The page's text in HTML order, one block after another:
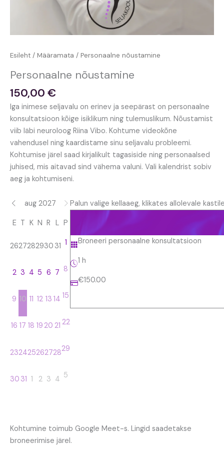
Esileht / Määramata / Personaalne nõustamine
Personaalne nõustamine
150,00 €
Iga inimese seljavalu on erinev ja seepärast on personaalne
konsultatsioon kõige isiklikum ning tulemuslikum. Nõustamist
viib läbi neuroloog Riina Vibo. Kohtume videokõne
vahendusel ning kaardistame sinu seljavalu probleemi.
Kohtumise järel saad kirjalikult tagasiside ning personaalsed
juhised, mis aitavad sind vähema valuni. Vali kalendrist sobiv
aeg ja kohtumiseni.
aug 2027
E T K N R L P
2627282930 31 1
2 3 4 5 6 7 8
9 10 11 12 13 14 15
16 17 18 1920 21 22
23242526272829
30 31 1 2 3 4 5
Palun valige kellaaeg, klikates allolevale
Broneeri personaalne konsultatsioon
1 h
€150.00
Kohtumine toimub Google Meet-s. Lingid saadetakse
broneerimise järel.